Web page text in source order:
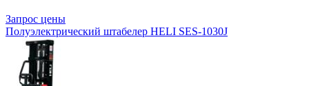
Запрос цены
Полуэлектрический штабелер HELI SES-1030J